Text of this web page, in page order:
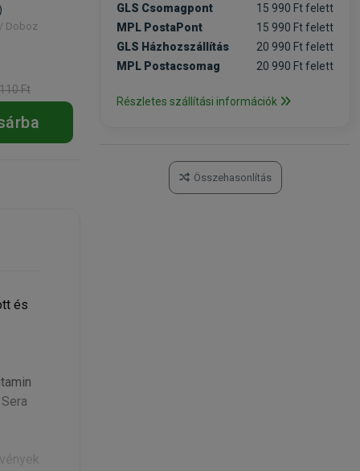
Doboz
Ft
és
GLS Csomagpont
15 990 Ft felett
MPL PostaPont
15 990 Ft felett
GLS Házhozszállítás
20 990 Ft felett
MPL Postacsomag
20 990 Ft felett
Részletes szállítási információk
Összehasonlítás